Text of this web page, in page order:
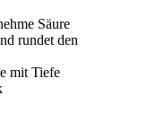
Säure
rundet den
mit Tiefe